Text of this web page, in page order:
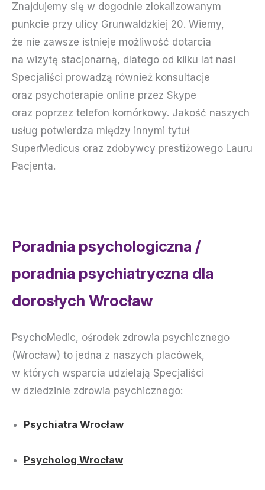
Znajdujemy się w dogodnie zlokalizowanym
punkcie przy ulicy Grunwaldzkiej 20. Wiemy,
że nie zawsze istnieje możliwość dotarcia
na wizytę stacjonarną, dlatego od kilku lat nasi
Specjaliści prowadzą również konsultacje
oraz psychoterapie online przez Skype
oraz poprzez telefon komórkowy. Jakość naszych
usług potwierdza między innymi tytuł
SuperMedicus oraz zdobywcy prestiżowego Lauru
Pacjenta.
Poradnia psychologiczna /
poradnia psychiatryczna dla
dorosłych Wrocław
PsychoMedic, ośrodek zdrowia psychicznego
(Wrocław) to jedna z naszych placówek,
w których wsparcia udzielają Specjaliści
w dziedzinie zdrowia psychicznego:
Psychiatra Wrocław
Psycholog Wrocław